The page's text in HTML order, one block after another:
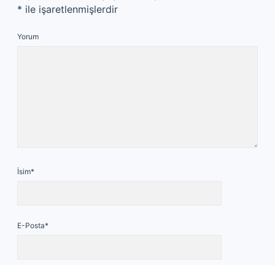
* ile işaretlenmişlerdir
Yorum
İsim*
E-Posta*